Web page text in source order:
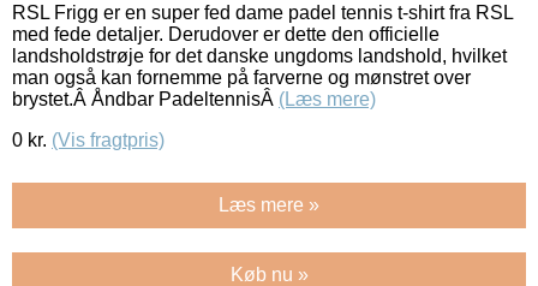
RSL Frigg er en super fed dame padel tennis t-shirt fra RSL
med fede detaljer. Derudover er dette den officielle
landsholdstrøje for det danske ungdoms landshold, hvilket
man også kan fornemme på farverne og mønstret over
brystet.Â Åndbar PadeltennisÂ (Læs mere)
0 kr. (Vis fragtpris)
Læs mere »
Køb nu »